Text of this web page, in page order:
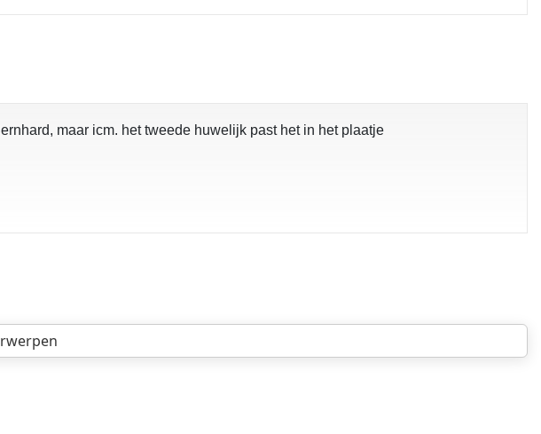
maar icm. het tweede huwelijk past het in het plaatje